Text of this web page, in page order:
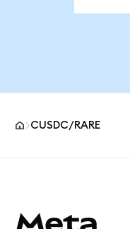
CUSDC/RARE